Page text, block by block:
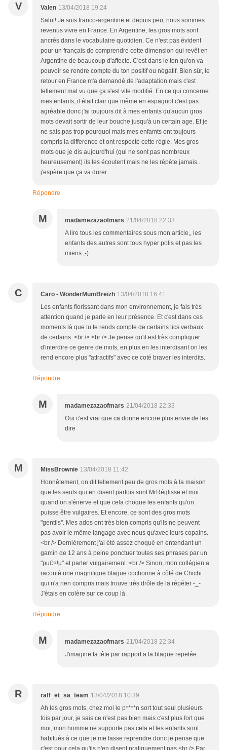
V Valen 13/04/2018 19:24
Salut! Je suis franco-argentine et depuis peu, nous sommes
revenus vivre en France. En Argentine, les gros mots sont
ancrés dans le vocabulaire quotidien. Ce n'est pas évident
pour un français de comprendre cette dimension qui revêt en
Argentine de beaucoup d'affecte. C'est dans le ton qu'on va
pouvoir se rendre compte du ton positif ou négatif. Bien sûr, le
retour en France m'a demandé de l'adaptation mais c'est
tellement mal vu que ça s'est vite modifié. En ce qui concerne
mes enfants, il était clair que même en espagnol c'est pas
agréable donc j'ai toujours dit à mes enfants qu'aucun gros
mots devait sortir de leur bouche jusqu'à un certain age. Et je
ne sais pas trop pourquoi mais mes enfamts ont toujours
compris la difference et ont respecté cette règle. Mes gros
mots que je dis aujourd'hui (qui ne sont pas nombreux
heureusement) ils les écoutent mais ne les répète jamais...
j'espère que ça va durer
Répondre
M madamezazaofmars 21/04/2018 22:33
A lire tous les commentaires sous mon article,, les
enfants des autres sont tous hyper polis et pas les
miens ;-)
C Caro - WonderMumBreizh 13/04/2018 16:41
Les enfants florissant dans mon environnement, je fais très
attention quand je parle en leur présence. Et c'est dans ces
moments là que tu te rends compte de certains tics verbaux
de certains. <br /> <br /> Je pense qu'il est très compliquer
d'interdire ce genre de mots, en plus en les interdisant on les
rend encore plus "attractifs" avec ce coté braver les interdits.
Répondre
M madamezazaofmars 21/04/2018 22:33
Oui c'est vrai que ca donne encore plus envie de les
dire
M MissBrownie 13/04/2018 11:42
Honnêtement, on dit tellement peu de gros mots à la maison
que les seuls qui en disent parfois sont MrRéglisse et moi
quand on s'énerve et que cela choque les enfants qu'on
puisse être vulgaires. Et encore, ce sont des gros mots
"gentils". Mes ados ont très bien compris qu'ils ne peuvent
pas avoir le même langage avec nous qu'avec leurs copains.
<br /> Dernièrement j'ai été assez choqué en entendant un
gamin de 12 ans à peine ponctuer toutes ses phrases par un
"pu£¤!µ" et parler vulgairement. <br /> Sinon, mon collégien a
raconté une magnifique blague cochonne à côté de Chichi
qui n'a rien compris mais trouve très drôle de la répéter -_-
J'étais en colère sur ce coup là.
Répondre
M madamezazaofmars 21/04/2018 22:34
J'imagine ta tête par rapport a la blague repetée
R raff_et_sa_team 13/04/2018 10:39
Ah les gros mots, chez moi le p****n sort tout seul plusieurs
fois par jour, je sais ce n'est pas bien mais c'est plus fort que
moi, mon homme ne supporte pas cela et les enfants sont
habitués à ce que je me fasse reprendre donc je pense que
c'est pour cela qu'ils n'en disent pratiquement pas.<br /> Par